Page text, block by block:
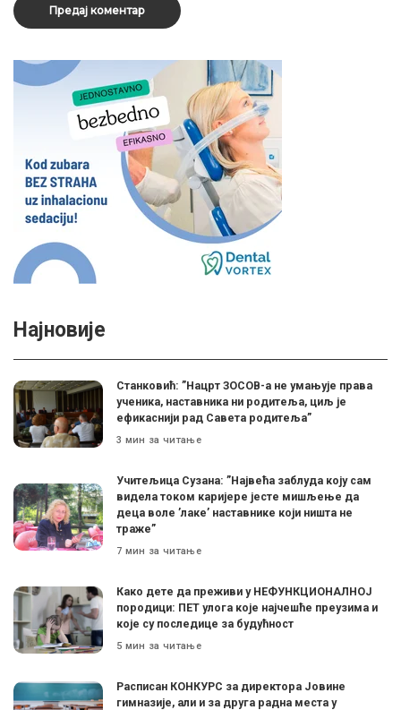
Најновије
Станковић: ”Нацрт ЗОСОВ-а не умањује права
ученика, наставника ни родитеља, циљ је
ефикаснији рад Савета родитеља”
3 мин за читање
Учитељица Сузана: ”Највећа заблуда коју сам
видела током каријере јесте мишљење да
деца воле ’лаке’ наставнике који ништа не
траже”
7 мин за читање
Како дете да преживи у НЕФУНКЦИОНАЛНОЈ
породици: ПЕТ улога које најчешће преузима и
које су последице за будућност
5 мин за читање
Расписан КОНКУРС за директора Јовине
гимназије, али и за друга радна места у